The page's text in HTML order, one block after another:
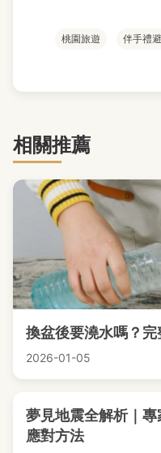
桃園旅遊 伴手禮
相關推薦
換盆後要澆水嗎？
2026-01-05
夢見地震全解析｜
應對方法